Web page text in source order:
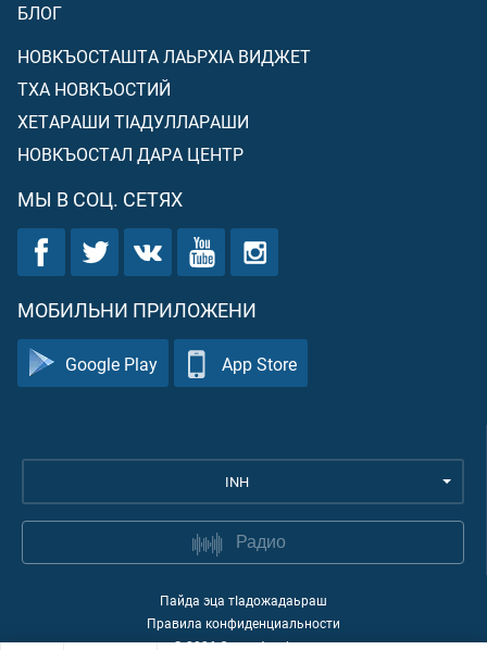
БЛОГ
НОВКЪОСТАШТА ЛАЬРХIА ВИДЖЕТ
ТХА НОВКЪОСТИЙ
ХЕТАРАШИ ТIАДУЛЛАРАШИ
НОВКЪОСТАЛ ДАРА ЦЕНТР
МЫ В СОЦ. СЕТЯХ
МОБИЛЬНИ ПРИЛОЖЕНИ
Google Play App Store
INH
Радио
Пайда эца тIадожадаьраш
Правила конфиденциальности
©2026Quran Academy